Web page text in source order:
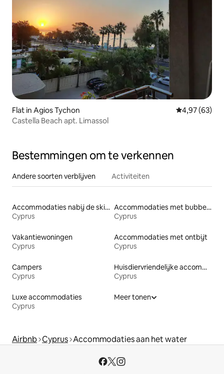
Flat in Agios Tychon Gemiddelde
4,97 (63)
Castella Beach apt. Limassol
Bestemmingen om te verkennen
Andere soorten verblijven Activiteiten
Accommodaties nabij de skipiste
Cyprus
Accommodaties met bubbelbad
Cyprus
Vakantiewoningen
Cyprus
Accommodaties met ontbijt
Cyprus
Campers
Cyprus
Huisdiervriendelijke accommodaties
Cyprus
Luxe accommodaties
Cyprus
Meer tonen
Airbnb Cyprus Accommodaties aan het water